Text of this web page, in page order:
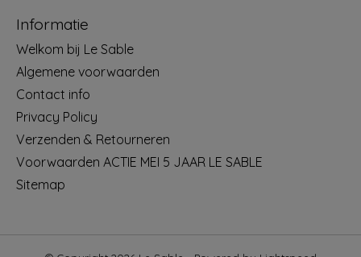
Informatie
Welkom bij Le Sable
Algemene voorwaarden
Contact info
Privacy Policy
Verzenden & Retourneren
Voorwaarden ACTIE MEI 5 JAAR LE SABLE
Sitemap